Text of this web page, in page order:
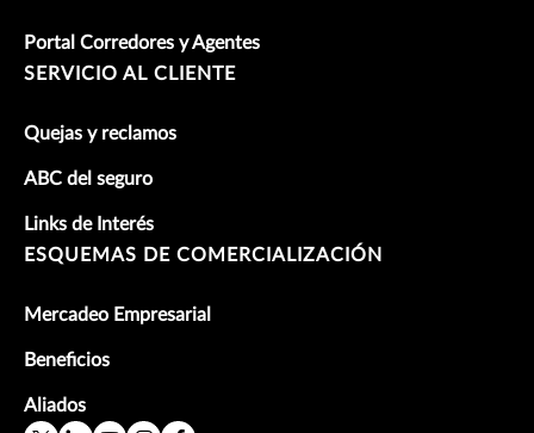
Portal Corredores y Agentes
SERVICIO AL CLIENTE
Quejas y reclamos
ABC del seguro
Links de Interés
ESQUEMAS DE COMERCIALIZACIÓN
Mercadeo Empresarial
Beneficios
Aliados